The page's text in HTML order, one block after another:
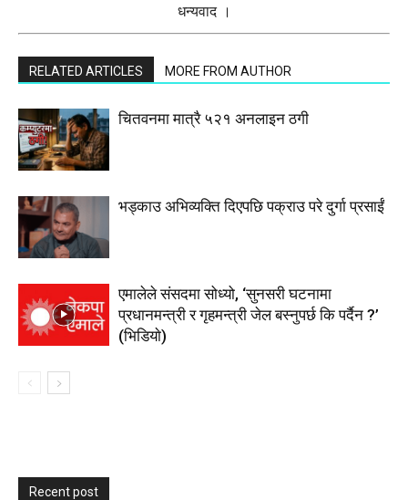
धन्यवाद ।
RELATED ARTICLES MORE FROM AUTHOR
चितवनमा मात्रै ५२१ अनलाइन ठगी
भड्काउ अभिव्यक्ति दिएपछि पक्राउ परे दुर्गा प्रसाईं
एमालेले संसदमा सोध्यो, ‘सुनसरी घटनामा
प्रधानमन्त्री र गृहमन्त्री जेल बस्नुपर्छ कि पर्दैन ?’
(भिडियाे)
Recent post